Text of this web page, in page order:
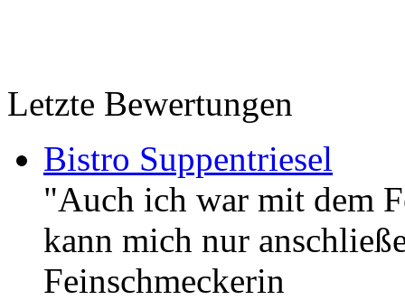
Letzte Bewertungen
Bistro Suppentriesel
"Auch ich war mit dem
kann mich nur
Feinschmeckerin